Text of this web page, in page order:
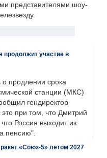
представителями шоу-
продолжит участие в
о продлении срока
станции (МКС)
гендиректор
при том, что Дмитрий
Россия выходит из
пенсию".
«Союз-5» летом 2027